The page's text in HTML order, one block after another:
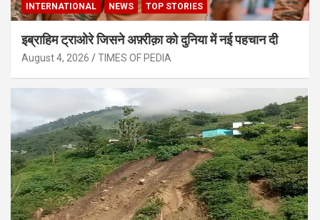
INTERNATIONAL NEWS TOP STORIES
इब्राहिम ट्राओरे जिसने अफ़्रीक़ा को दुनिया में नई पहचान दी
August 4, 2026 TIMES OF PEDIA